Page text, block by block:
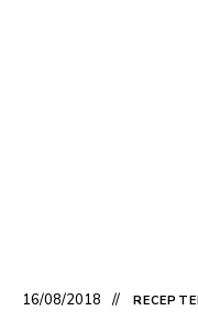
16/08/2018